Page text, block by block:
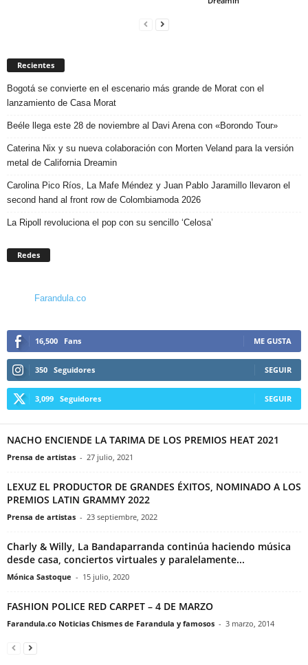
Recientes
Bogotá se convierte en el escenario más grande de Morat con el
lanzamiento de Casa Morat
Beéle llega este 28 de noviembre al Davi Arena con «Borondo Tour»
Caterina Nix y su nueva colaboración con Morten Veland para la versión
metal de California Dreamin
Carolina Pico Ríos, La Mafe Méndez y Juan Pablo Jaramillo llevaron el
second hand al front row de Colombiamoda 2026
La Ripoll revoluciona el pop con su sencillo ‘Celosa’
Redes
Farandula.co
16,500 Fans ME GUSTA
350 Seguidores SEGUIR
3,099 Seguidores SEGUIR
NACHO ENCIENDE LA TARIMA DE LOS PREMIOS HEAT 2021
Prensa de artistas - 27 julio, 2021
LEXUZ EL PRODUCTOR DE GRANDES ÉXITOS, NOMINADO A LOS
PREMIOS LATIN GRAMMY 2022
Prensa de artistas - 23 septiembre, 2022
Charly & Willy, La Bandaparranda continúa haciendo música
desde casa, conciertos virtuales y paralelamente...
Mónica Sastoque - 15 julio, 2020
FASHION POLICE RED CARPET – 4 DE MARZO
Farandula.co Noticias Chismes de Farandula y famosos - 3 marzo, 2014